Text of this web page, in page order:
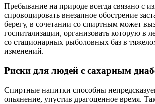
Пребывание на природе всегда связано с
спровоцировать внезапное обострение
берегу, в сочетании со спиртным может
госпитализации, организовать которую в
со стационарных рыболовных баз в
изменений.
Риски для людей с сахарным
Спиртные напитки способны
опьянение, упустив драгоценное время.